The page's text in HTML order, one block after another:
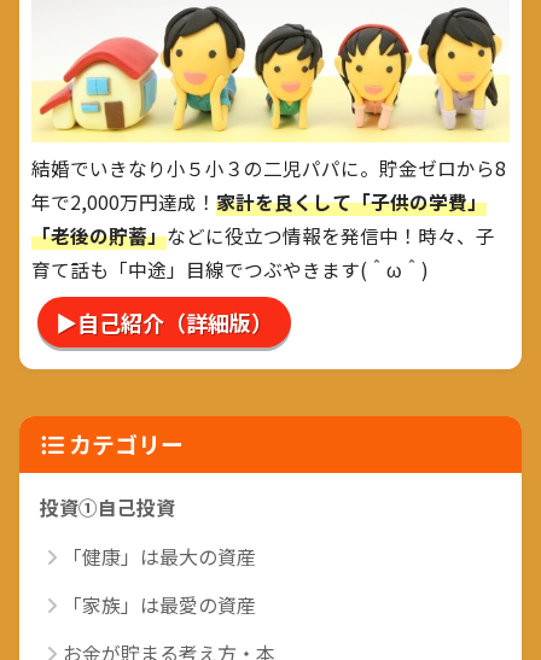
結婚でいきなり小５小３の二児パパに。貯金ゼロから8
年で2,000万円達成！ 家計を良くして「子供の学費」
「老後の貯蓄」などに役立つ情報を発信中！時々、子
育て話も「中途」目線でつぶやきます(＾ω＾)
▶自己紹介（詳細版）
カテゴリー
投資①自己投資
「健康」は最大の資産
「家族」は最愛の資産
お金が貯まる考え方・本